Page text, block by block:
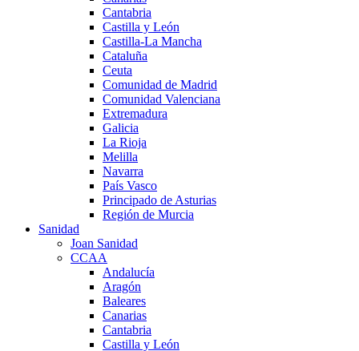
Cantabria
Castilla y León
Castilla-La Mancha
Cataluña
Ceuta
Comunidad de Madrid
Comunidad Valenciana
Extremadura
Galicia
La Rioja
Melilla
Navarra
País Vasco
Principado de Asturias
Región de Murcia
Sanidad
Joan Sanidad
CCAA
Andalucía
Aragón
Baleares
Canarias
Cantabria
Castilla y León